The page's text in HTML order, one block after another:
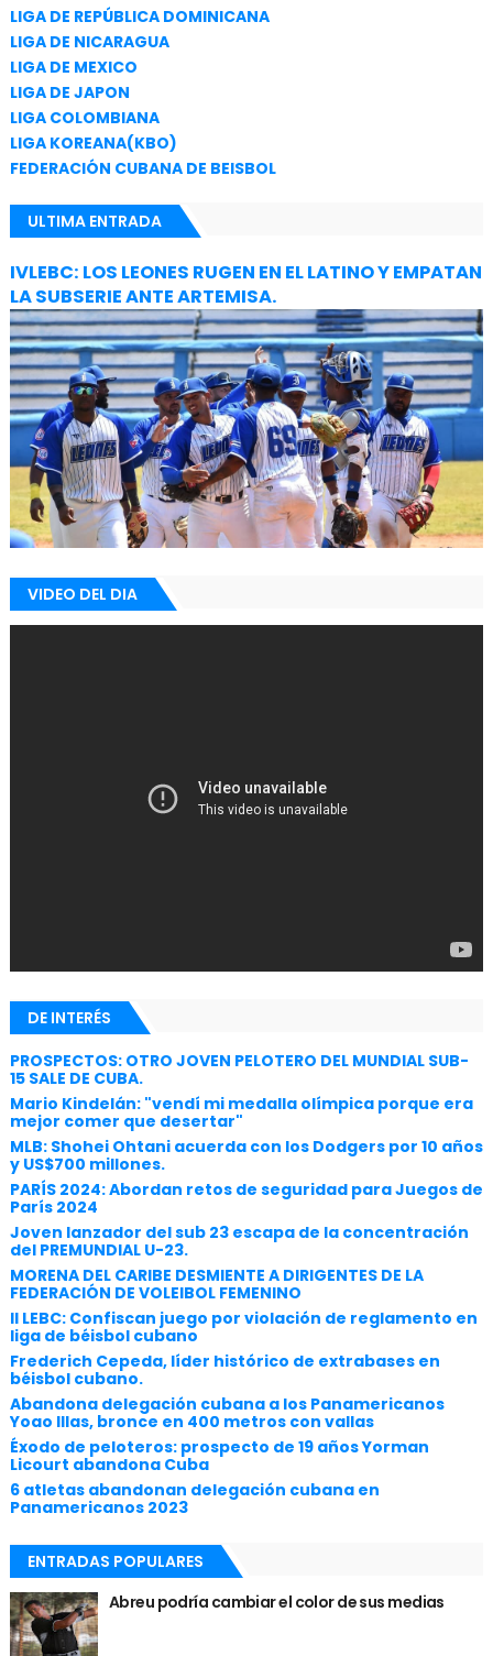
LIGA DE REPÚBLICA DOMINICANA
LIGA DE NICARAGUA
LIGA DE MEXICO
LIGA DE JAPON
LIGA COLOMBIANA
LIGA KOREANA(KBO)
FEDERACIÓN CUBANA DE BEISBOL
ULTIMA ENTRADA
IVLEBC: LOS LEONES RUGEN EN EL LATINO Y EMPATAN
LA SUBSERIE ANTE ARTEMISA.
VIDEO DEL DIA
DE INTERÉS
PROSPECTOS: OTRO JOVEN PELOTERO DEL MUNDIAL SUB-
15 SALE DE CUBA.
Mario Kindelán: "vendí mi medalla olímpica porque era
mejor comer que desertar"
MLB: Shohei Ohtani acuerda con los Dodgers por 10 años
y US$700 millones.
PARÍS 2024: Abordan retos de seguridad para Juegos de
París 2024
Joven lanzador del sub 23 escapa de la concentración
del PREMUNDIAL U-23.
MORENA DEL CARIBE DESMIENTE A DIRIGENTES DE LA
FEDERACIÓN DE VOLEIBOL FEMENINO
II LEBC: Confiscan juego por violación de reglamento en
liga de béisbol cubano
Frederich Cepeda, líder histórico de extrabases en
béisbol cubano.
Abandona delegación cubana a los Panamericanos
Yoao Illas, bronce en 400 metros con vallas
Éxodo de peloteros: prospecto de 19 años Yorman
Licourt abandona Cuba
6 atletas abandonan delegación cubana en
Panamericanos 2023
ENTRADAS POPULARES
Abreu podría cambiar el color de sus medias